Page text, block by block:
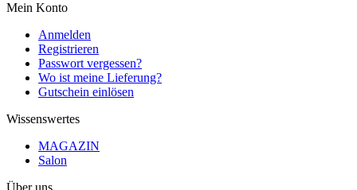
Mein Konto
Anmelden
Registrieren
Passwort vergessen?
Wo ist meine Lieferung?
Gutschein einlösen
Wissenswertes
MAGAZIN
Salon
Über uns